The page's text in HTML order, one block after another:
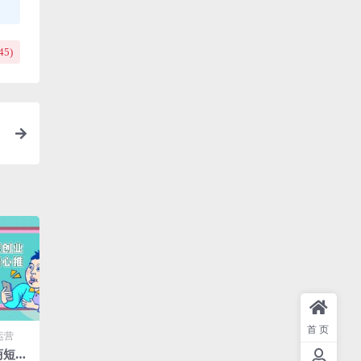
)
营
视
首页